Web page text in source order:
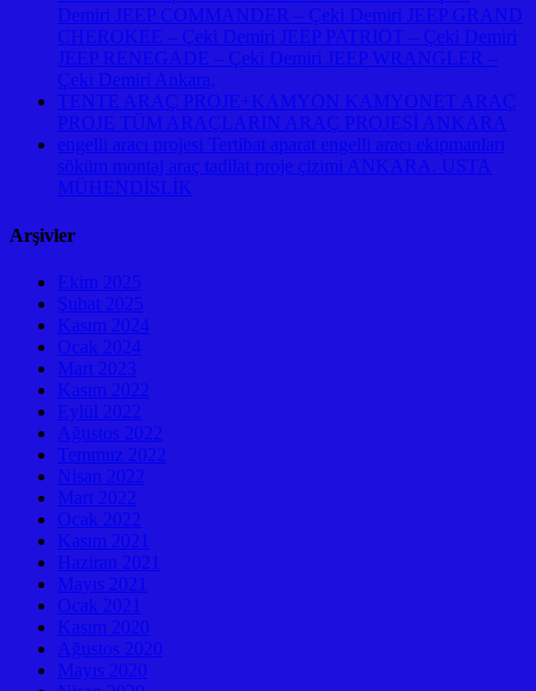
Demiri JEEP COMMANDER – Çeki Demiri JEEP GRAND
CHEROKEE – Çeki Demiri JEEP PATRIOT – Çeki Demiri
JEEP RENEGADE – Çeki Demiri JEEP WRANGLER –
Çeki Demiri Ankara,
TENTE ARAÇ PROJE+KAMYON KAMYONET ARAÇ
PROJE TÜM ARAÇLARIN ARAÇ PROJESİ ANKARA
engelli aracı projesi Tertibat aparat engelli aracı ekipmanları
söküm montaj araç tadilat proje çizimi ANKARA. USTA
MÜHENDİSLİK
Arşivler
Ekim 2025
Şubat 2025
Kasım 2024
Ocak 2024
Mart 2023
Kasım 2022
Eylül 2022
Ağustos 2022
Temmuz 2022
Nisan 2022
Mart 2022
Ocak 2022
Kasım 2021
Haziran 2021
Mayıs 2021
Ocak 2021
Kasım 2020
Ağustos 2020
Mayıs 2020